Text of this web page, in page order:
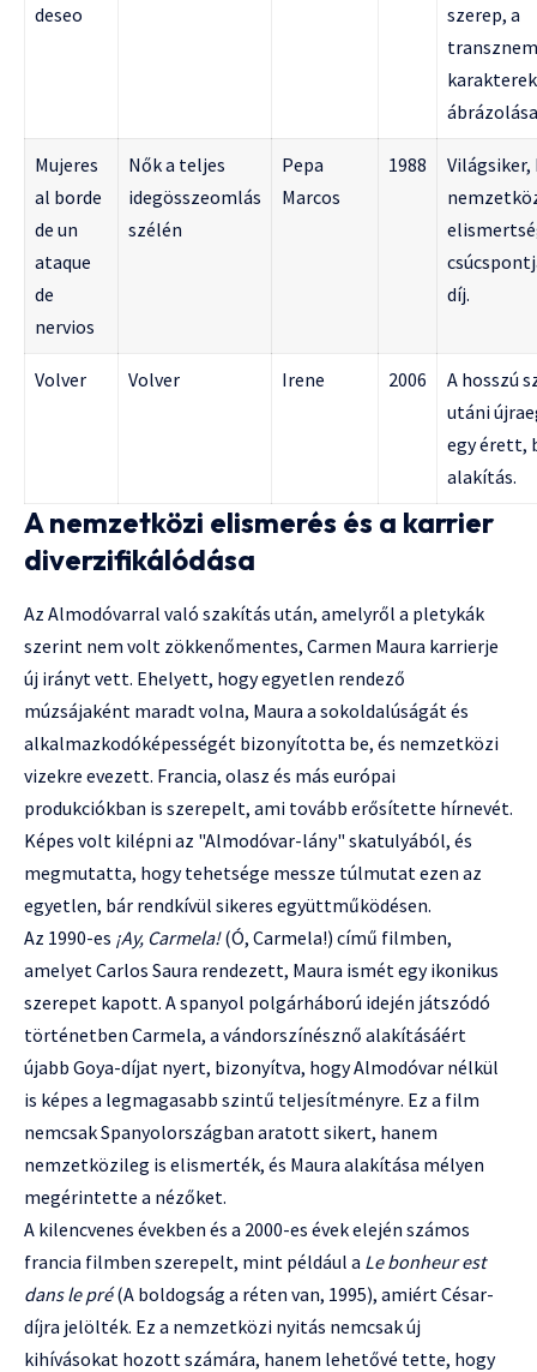
deseo
szerep, a
Mujeres
al borde
de un
ataque
de
nervios
Nők a teljes
idegösszeomlás
szélén
Pepa
Marcos
1988
Világsiker,
díj.
Volver Volver Irene 2006
A hosszú
utáni
egy érett,
alakítás.
A nemzetközi elismerés és a karrier
diverzifikálódása
Az Almodóvarral való szakítás után, amelyről a pletykák
szerint nem volt zökkenőmentes, Carmen Maura karrierje
új irányt vett. Ehelyett, hogy egyetlen rendező
múzsájaként maradt volna, Maura a sokoldalúságát és
alkalmazkodóképességét bizonyította be, és nemzetközi
vizekre evezett. Francia, olasz és más európai
produkciókban is szerepelt, ami tovább erősítette hírnevét.
Képes volt kilépni az "Almodóvar-lány" skatulyából, és
megmutatta, hogy tehetsége messze túlmutat ezen az
egyetlen, bár rendkívül sikeres együttműködésen.
Az 1990-es ¡Ay, Carmela!(Ó, Carmela!) című filmben,
amelyet Carlos Saura rendezett, Maura ismét egy ikonikus
szerepet kapott. A spanyol polgárháború idején játszódó
történetben Carmela, a vándorszínésznő alakításáért
újabb Goya-díjat nyert, bizonyítva, hogy Almodóvar nélkül
is képes a legmagasabb szintű teljesítményre. Ez a film
nemcsak Spanyolországban aratott sikert, hanem
nemzetközileg is elismerték, és Maura alakítása mélyen
megérintette a nézőket.
A kilencvenes években és a 2000-es évek elején számos
francia filmben szerepelt, mint például a Le bonheur est
dans le pré(A boldogság a réten van, 1995), amiért César-
díjra jelölték. Ez a nemzetközi nyitás nemcsak új
kihívásokat hozott számára, hanem lehetővé tette, hogy